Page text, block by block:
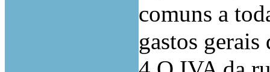
comuns a
gastos gerais